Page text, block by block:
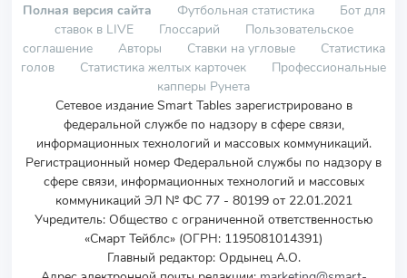
Полная версия сайта Футбольная статистика
Бот для
ставок в LIVE
Глоссарий
Пользовательское
соглашение
Авторы Ставки на угловые
Статистика
голов
Статистика желтых карточек
Профессиональные
капперы Рунета
Сетевое издание Smart Tables зарегистрировано в
федеральной службе по надзору в сфере связи,
информационных технологий и массовых коммуникаций.
Регистрационный номер Федеральной службы по надзору в
сфере связи, информационных технологий и массовых
коммуникаций ЭЛ № ФС 77 - 80199 от 22.01.2021
Учредитель: Общество с ограниченной ответственностью
«Смарт Тейблс» (ОГРН: 1195081014391)
Главный редактор: Ордынец А.О.